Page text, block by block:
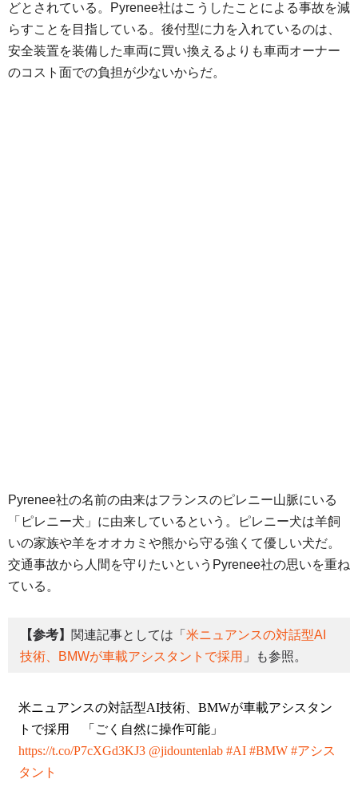
どとされている。Pyrenee社はこうしたことによる事故を減
らすことを目指している。後付型に力を入れているのは、
安全装置を装備した車両に買い換えるよりも車両オーナー
のコスト面での負担が少ないからだ。
Pyrenee社の名前の由来はフランスのピレニー山脈にいる
「ピレニー犬」に由来しているという。ピレニー犬は羊飼
いの家族や羊をオオカミや熊から守る強くて優しい犬だ。
交通事故から人間を守りたいというPyrenee社の思いを重ね
ている。
【参考】 関連記事としては「 米ニュアンスの対話型AI
技術、BMWが車載アシスタントで採用 」も参照。
米ニュアンスの対話型AI技術、BMWが車載アシスタン
トで採用 「ごく自然に操作可能」
https://t.co/P7cXGd3KJ3 @jidountenlab #AI #BMW #アシス
タント